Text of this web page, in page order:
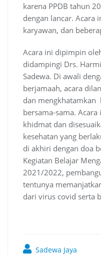
karena PPDB tahun
dengan lancar. Acara
karyawan, dan
Acara ini dipimpin
didampingi Drs.
Sadewa. Di awali
berjamaah, acara
dan mengkhatamkan
bersama-sama.
khidmat dan
kesehatan yang
di akhiri dengan doa
Kegiatan Belajar
2021/2022,
tentunya
dari virus covid serta
Sadewa Jaya